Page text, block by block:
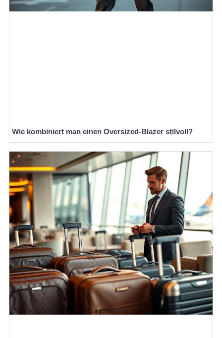
Wie kombiniert man einen Oversized-Blazer stilvoll?